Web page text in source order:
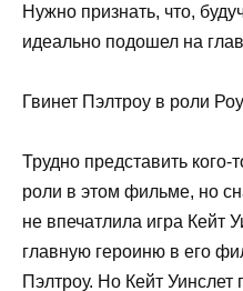
Нужно признать, что,
идеально подошел на
Гвинет Пэлтроу в роли
Трудно представить
роли в этом фильме, но
не впечатлила игра Кейт
главную героиню в его
Пэлтроу. Но Кейт